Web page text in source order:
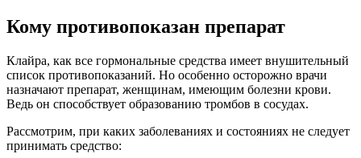
Кому противопоказан препарат
Клайра, как все гормональные средства имеет внушительный
список противопоказаний. Но особенно осторожно врачи
назначают препарат, женщинам, имеющим болезни крови.
Ведь он способствует образованию тромбов в сосудах.
Рассмотрим, при каких заболеваниях и состояниях не следует
принимать средство: